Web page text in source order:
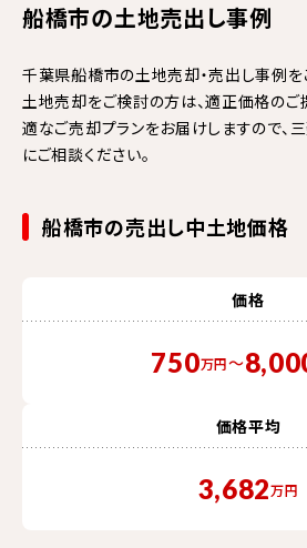
船橋市の土地売出し事例
千葉県船橋市の土地売却・売出し事例を
土地売却をご検討の方は、適正価格の
適なご売却プランをお届けしますので、
にご相談ください。
船橋市の売出し中土地価格
価格
750万円〜
価格平均
3,682万円